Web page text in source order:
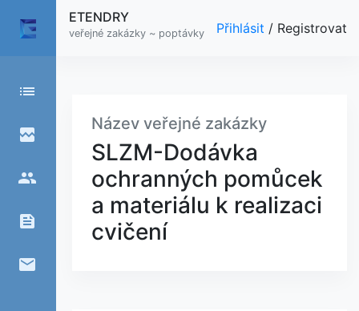
list
broken_image
people
feed
email
ETENDRY
veřejné zakázky ~ poptávky Přihlásit / Registrovat
Název veřejné zakázky
SLZM-Dodávka
ochranných pomůcek
a materiálu k realizaci
cvičení